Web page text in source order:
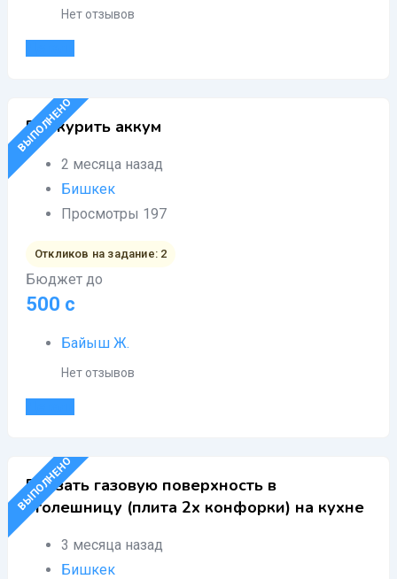
Нет отзывов
ВЫПОЛНЕНО
Прикурить аккум
2 месяца назад
Бишкек
Просмотры 197
Откликов на задание: 2
Бюджет до
500 с
Байыш Ж.
Нет отзывов
ВЫПОЛНЕНО
Врезать газовую поверхность в
столешницу (плита 2х конфорки) на кухне
3 месяца назад
Бишкек